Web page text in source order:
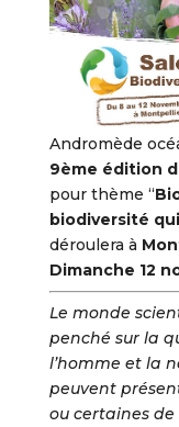
Andromède
9ème édition
pour thème “
biodiversité
déroulera à
Dimanche 12
Le monde
penché sur la
l’homme et la
peuvent
ou certaines de